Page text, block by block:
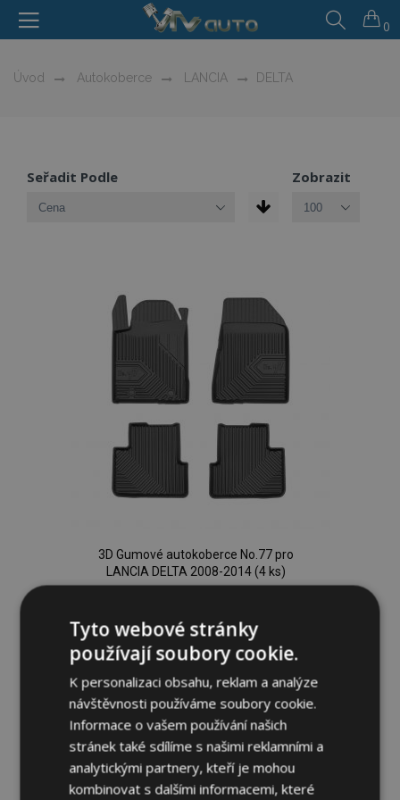
0
Úvod Autokoberce LANCIA DELTA
Seřadit Podle Zobrazit
3D Gumové autokoberce No.77 pro
LANCIA DELTA 2008-2014 (4 ks)
Přidat Do Košíku
Přidat
k
oblíbeným
Tyto webové stránky
používají soubory cookie.
K personalizaci obsahu, reklam a analýze
návštěvnosti používáme soubory cookie.
Informace o vašem používání našich
stránek také sdílíme s našimi reklamními a
analytickými partnery, kteří je mohou
kombinovat s dalšími informacemi, které